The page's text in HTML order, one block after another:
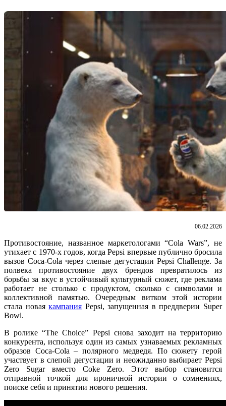
06.02.2026
Противостояние, названное маркетологами “Cola Wars”, не
утихает с 1970-х годов, когда Pepsi впервые публично бросила
вызов Coca-Cola через слепые дегустации Pepsi Challenge. За
полвека противостояние двух брендов превратилось из
борьбы за вкус в устойчивый культурный сюжет, где реклама
работает не столько с продуктом, сколько с символами и
коллективной памятью. Очередным витком этой истории
стала новаякампания Pepsi, запущенная в преддверии Super
Bowl.
В ролике “The Choice” Pepsi снова заходит на территорию
конкурента, используя один из самых узнаваемых рекламных
образов Coca-Cola – полярного медведя. По сюжету герой
участвует в слепой дегустации и неожиданно выбирает Pepsi
Zero Sugar вместо Coke Zero. Этот выбор становится
отправной точкой для ироничной истории о сомнениях,
поиске себя и принятии нового решения.